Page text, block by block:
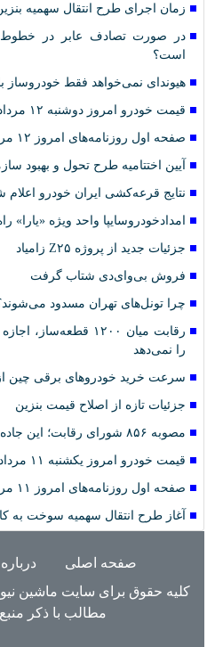
زمان اجرای طرح انتقال سهمیه
در صورت تصادف عابر در
است؟
هیوندای نمی‌خواهد فقط خودروساز
قیمت خودرو امروز دوشنبه ۱۲ مرداد ۱۴۰۵
صفحه اول روزنامه‌های امروز ۱۲ مرداد
آیین اختتامیه طرح تحول و بهبود سازمانی ۱۲۱ سایپایدک
نتایج قرعه‌کشی ایران خودرو اعلام
امدادخودروسایپا واحد ویژه «یارا»
جزئیات جدید از پروژه Z۲۵ زامیاد
فروش بی‌وای‌دی شتاب گرفت
چرا تونل‌های تهران مسدود
رقابت میان ۱۲۰۰
را نمی‌دهد
سرعت خرید خودروهای برقی چین از
جزئیات تازه از اصلاح قیمت بنزین
مصوبه ۸۵۶ شورای رقابت؛ این جاده یک‌طرفه است
قیمت خودرو امروز یکشنبه ۱۱ مرداد ۱۴۰۵
صفحه اول روزنامه‌های امروز ۱۱ مرداد
آغاز طرح انتقال سهمیه سوخت به
صفحه اصلی
کلیه حقوق برای سایت ماشین
مطالب با ذکر